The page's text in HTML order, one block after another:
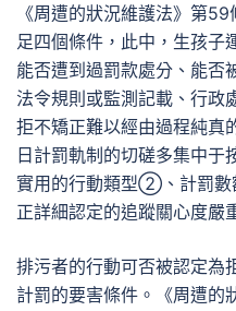
《周遭的狀況維護法》第
足四個條件，此中，生孩子
能否遭到過罰款處分、能否
法令規則或監測記載、行政
拒不矯正難以經由過程純真
日計罰軌制的切磋多集中
實用的行動類型②、計罰
正詳細認定的追蹤關心度嚴
排污者的行動可否被認定為
計罰的要害條件。《周遭的